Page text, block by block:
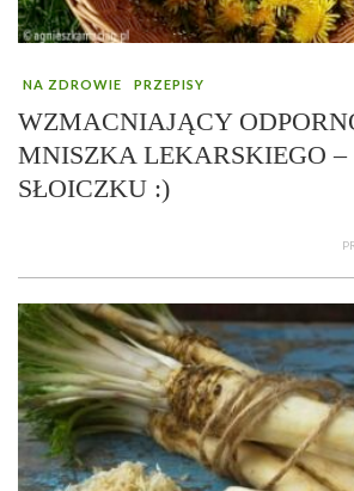
NA ZDROWIE PRZEPISY
WZMACNIAJĄCY
MNISZKA LEKARSKIEGO
SŁOICZKU :)